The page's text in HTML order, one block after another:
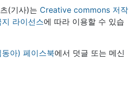
(기사)는 Creative commons 저작
라이선스에 따라 이용할 수 있습
아) 페이스북에서 덧글 또는 메신